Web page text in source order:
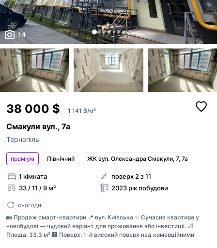
14
38 000 $ 1 141 $/м²
Смакули вул., 7а
Тернопіль
преміум Північний ЖК вул. Олександра Смакули, 7, 7а
1 кімната
33 / 11 / 9 м²
поверх 2 з 11
2023 рік побудови
сьогодні
🏡 Продаж смарт-квартири 📍 вул. Київська ✨ Сучасна квартира у
новобудові — чудовий варіант для проживання або інвестиції. 📐
Площа: 33,3 м² 🏢 Поверх: 1-й високий поверх над комерційними